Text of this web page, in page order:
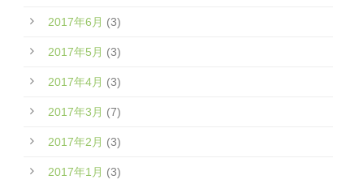
2017年6月 (3)
2017年5月 (3)
2017年4月 (3)
2017年3月 (7)
2017年2月 (3)
2017年1月 (3)